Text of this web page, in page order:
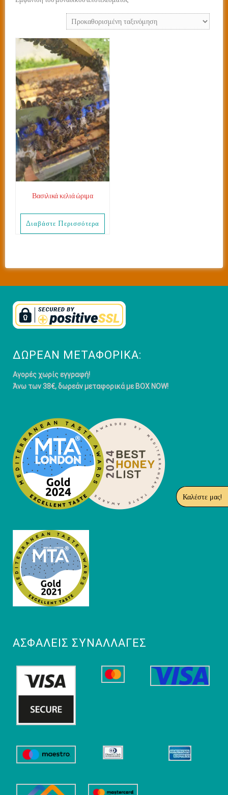
Βασιλικά κελιά ώριμα
Διαβάστε Περισσότερα
Καλέστε μας!
ΔΩΡΕΆΝ ΜΕΤΑΦΟΡΙΚΆ:
Αγορές χωρίς εγγραφή!
Άνω των 38€, δωρεάν μεταφορικά με BOX NOW!
ΑΣΦΑΛΕΊΣ ΣΥΝΑΛΛΑΓΈΣ